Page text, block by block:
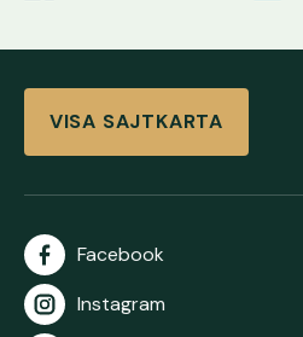
VISA SAJTKARTA
Facebook
Instagram